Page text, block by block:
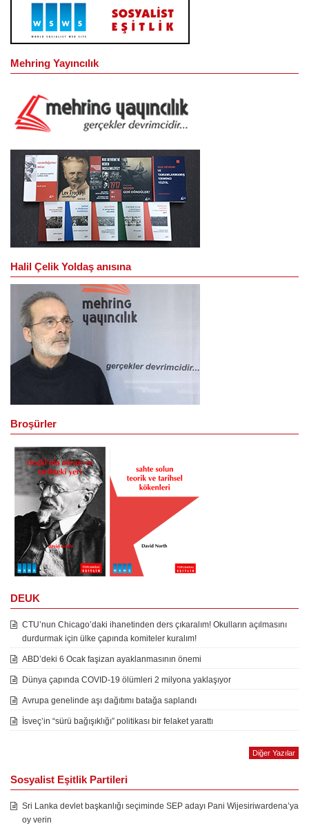
Mehring Yayıncılık
Halil Çelik Yoldaş anısına
Broşürler
DEUK
CTU’nun Chicago’daki ihanetinden ders çıkaralım! Okulların açılmasını
durdurmak için ülke çapında komiteler kuralım!
ABD’deki 6 Ocak faşizan ayaklanmasının önemi
Dünya çapında COVID-19 ölümleri 2 milyona yaklaşıyor
Avrupa genelinde aşı dağıtımı batağa saplandı
İsveç’in “sürü bağışıklığı” politikası bir felaket yarattı
Diğer Yazılar
Sosyalist Eşitlik Partileri
Sri Lanka devlet başkanlığı seçiminde SEP adayı Pani Wijesiriwardena’ya
oy verin